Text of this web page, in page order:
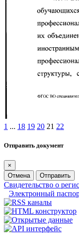
1 ... 18 19 20 21 22
Отправить документ
×
Отмена
Отправить
Свидетельство о
Электронный